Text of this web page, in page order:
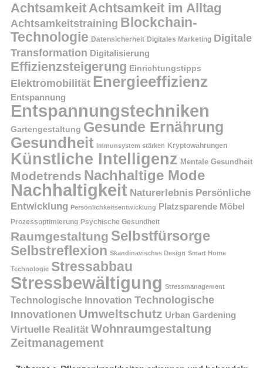
AchtsamkeitAchtsamkeit im Alltag
Achtsamkeitstraining Blockchain-
Technologie Datensicherheit Digitales Marketing Digitale
Transformation Digitalisierung
Effizienzsteigerung Einrichtungstipps
Elektromobilität Energieeffizienz
Entspannung
Entspannungstechniken
Gartengestaltung Gesunde Ernährung
Gesundheit Immunsystem stärken Kryptowährungen
Künstliche Intelligenz Mentale Gesundheit
Modetrends Nachhaltige Mode
Nachhaltigkeit Naturerlebnis Persönliche
Entwicklung Persönlichkeitsentwicklung Platzsparende Möbel
Prozessoptimierung Psychische Gesundheit
Raumgestaltung Selbstfürsorge
Selbstreflexion Skandinavisches Design Smart Home
Technologie Stressabbau
Stressbewältigung Stressmanagement
Technologische Innovation Technologische
Innovationen Umweltschutz Urban Gardening
Virtuelle Realität Wohnraumgestaltung
Zeitmanagement